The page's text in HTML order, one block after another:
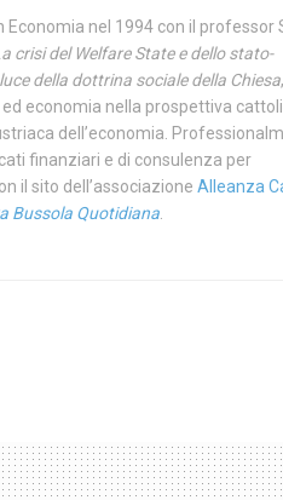
Economia nel 1994 con il professor
crisi del Welfare State e dello stato-
della dottrina sociale della Chiesa
economia nella prospettiva
dell’economia.
finanziari e di consulenza per
il sito dell’associazione Alleanza
Bussola Quotidiana